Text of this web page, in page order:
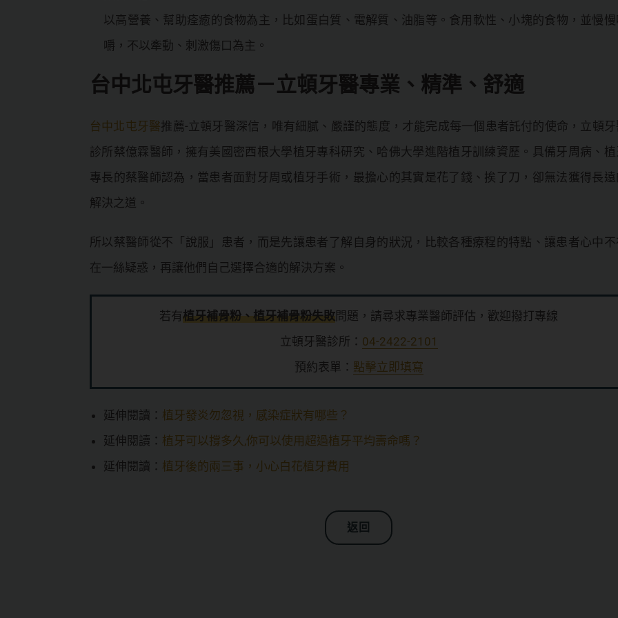
以高營養、幫助痊癒的食物為主，比如蛋白質、電解質、油脂等。食用軟性、小塊的食物，並慢慢
嚼，不以牽動、刺激傷口為主。
台中北屯牙醫推薦－立頓牙醫專業、精準、舒適
台中北屯牙醫推薦-立頓牙醫深信，唯有細膩、嚴謹的態度，才能完成每一個患者託付的使命，立頓牙
診所蔡億霖醫師，擁有美國密西根大學植牙專科研究、哈佛大學進階植牙訓練資歷。具備牙周病、植
專長的蔡醫師認為，當患者面對牙周或植牙手術，最擔心的其實是花了錢、挨了刀，卻無法獲得長遠
解決之道。
所以蔡醫師從不「說服」患者，而是先讓患者了解自身的狀況，比較各種療程的特點、讓患者心中不
在一絲疑惑，再讓他們自己選擇合適的解決方案。
若有植牙補骨粉、植牙補骨粉失敗問題，請尋求專業醫師評估，歡迎撥打專線
立頓牙醫診所： 04-2422-2101
預約表單： 點擊立即填寫
延伸閱讀： 植牙發炎勿忽視，感染症狀有哪些？
延伸閱讀： 植牙可以撐多久,你可以使用超過植牙平均壽命嗎？
延伸閱讀： 植牙後的兩三事，小心白花植牙費用
返回